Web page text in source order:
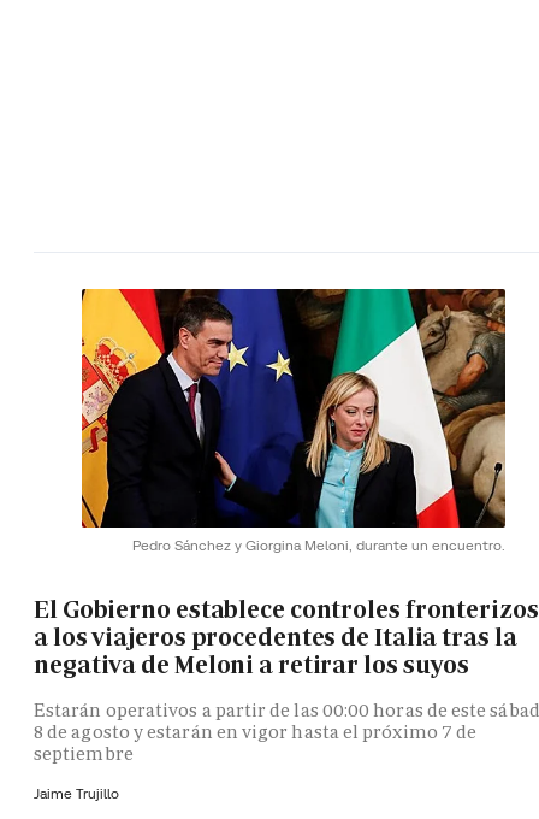
Pedro Sánchez y Giorgina Meloni, durante un encuentro.
El Gobierno establece controles fronterizos
a los viajeros procedentes de Italia tras la
negativa de Meloni a retirar los suyos
Estarán operativos a partir de las 00:00 horas de este
8 de agosto y estarán en vigor hasta el próximo 7 de
septiembre
Jaime Trujillo